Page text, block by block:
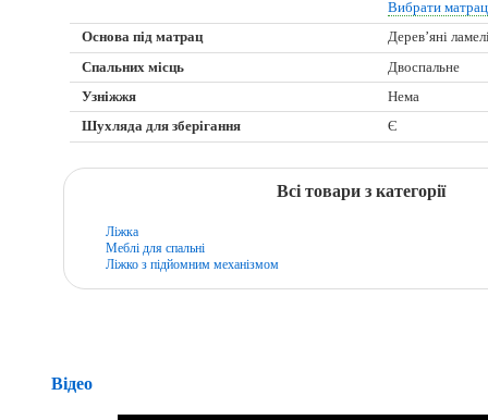
Вибрати матрац
Основа під матрац
Дерев’яні
Спальних місць
Двоспальне
Узніжжя
Нема
Шухляда для зберігання
Є
Всі товари з категорії
Ліжка
Меблі для спальні
Ліжко з підйомним механізмом
Відео